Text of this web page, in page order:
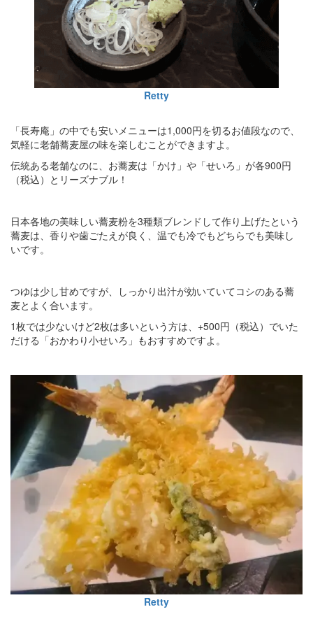
Retty
「長寿庵」の中でも安いメニューは1,000円を切るお値段なので、
気軽に老舗蕎麦屋の味を楽しむことができますよ。
伝統ある老舗なのに、お蕎麦は「かけ」や「せいろ」が各900円
（税込）とリーズナブル！
日本各地の美味しい蕎麦粉を3種類ブレンドして作り上げたという
蕎麦は、香りや歯ごたえが良く、温でも冷でもどちらでも美味し
いです。
つゆは少し甘めですが、しっかり出汁が効いていてコシのある蕎
麦とよく合います。
1枚では少ないけど2枚は多いという方は、+500円（税込）でいた
だける「おかわり小せいろ」もおすすめですよ。
Retty